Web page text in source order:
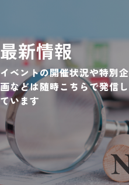
最新情報
イベントの開催状況や特別企
画などは随時こちらで発信し
ています